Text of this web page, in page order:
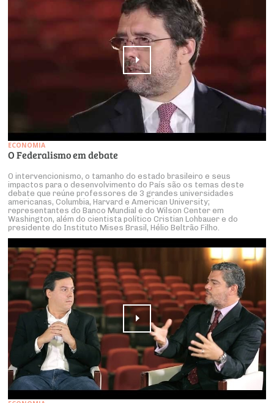
ECONOMIA
O Federalismo em debate
O intervencionismo, o tamanho do estado brasileiro e seus
impactos para o desenvolvimento do País são os temas deste
debate que reúne professores de 3 grandes universidades
americanas, Columbia, Harvard e American University;
representantes do Banco Mundial e do Wilson Center em
Washington, além do cientista político Cristian Lohbauer e do
presidente do Instituto Mises Brasil, Hélio Beltrão Filho.